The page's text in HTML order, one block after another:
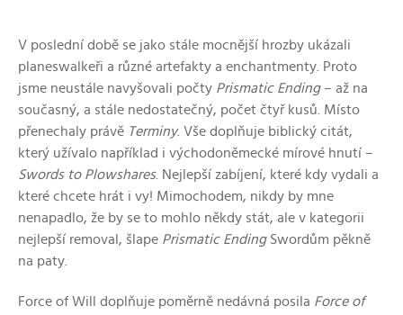
V poslední době se jako stále mocnější hrozby ukázali
planeswalkeři a různé artefakty a enchantmenty. Proto
jsme neustále navyšovali počty Prismatic Ending– až na
současný, a stále nedostatečný, počet čtyř kusů. Místo
přenechaly právě Terminy. Vše doplňuje biblický citát,
který užívalo například i východoněmecké mírové hnutí –
Swords to Plowshares. Nejlepší zabíjení, které kdy vydali a
které chcete hrát i vy! Mimochodem, nikdy by mne
nenapadlo, že by se to mohlo někdy stát, ale v kategorii
nejlepší removal, šlape Prismatic EndingSwordům pěkně
na paty.
Force of Will doplňuje poměrně nedávná posila Force of